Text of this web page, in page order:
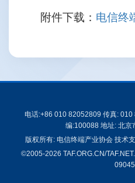
附件下载： 电信终
电话:+86 010 82052809 传真:
编:100088 地址: 北京
版权所有: 电信终端产业协会 技术
©2005-2026 TAF.ORG.CN/